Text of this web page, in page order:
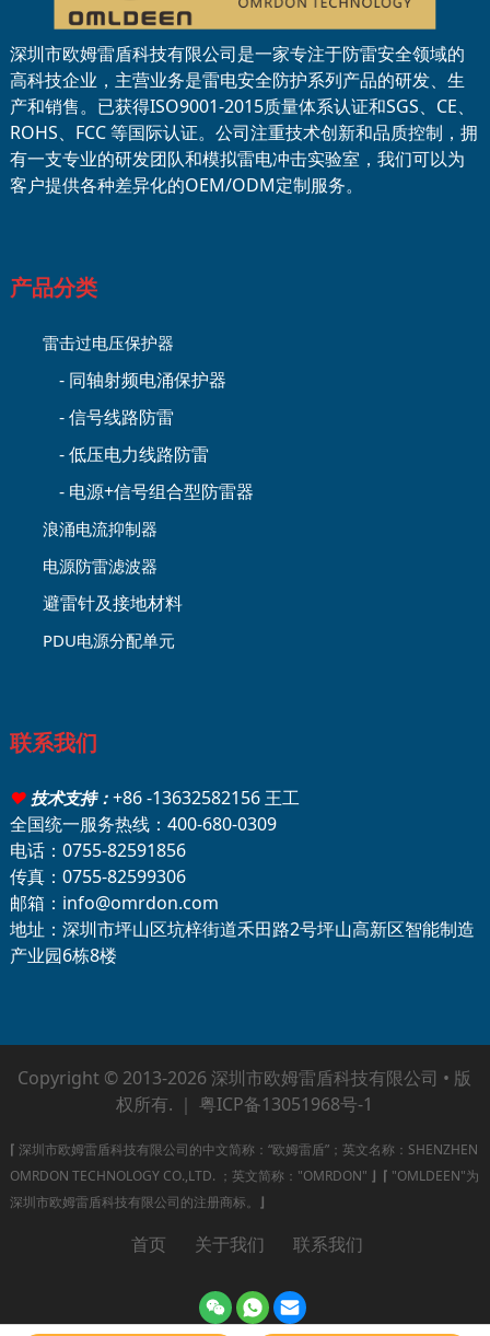
深圳市欧姆雷盾科技有限公司是一家专注于防雷安全领域的
高科技企业，主营业务是雷电安全防护系列产品的研发、生
产和销售。已获得ISO9001-2015质量体系认证和SGS、CE、
ROHS、FCC 等国际认证。公司注重技术创新和品质控制，拥
有一支专业的研发团队和模拟雷电冲击实验室，我们可以为
客户提供各种差异化的OEM/ODM定制服务。
产品分类
雷击过电压保护器
- 同轴射频电涌保护器
- 信号线路防雷
- 低压电力线路防雷
- 电源+信号组合型防雷器
浪涌电流抑制器
电源防雷滤波器
避雷针及接地材料
PDU电源分配单元
联系我们
♥技术支持： +86 -13632582156 王工
全国统一服务热线：400-680-0309
电话：0755-82591856
传真：0755-82599306
邮箱：info@omrdon.com
地址：深圳市坪山区坑梓街道禾田路2号坪山高新区智能制造
产业园6栋8楼
Copyright © 2013-2026 深圳市欧姆雷盾科技有限公司 • 版
权所有. ｜粤ICP备13051968号-1
⌈ 深圳市欧姆雷盾科技有限公司的中文简称：“欧姆雷盾”；英文名称：SHENZHEN
OMRDON TECHNOLOGY CO.,LTD. ；英文简称："OMRDON" ⌋ ⌈ "OMLDEEN"为
深圳市欧姆雷盾科技有限公司的注册商标。 ⌋
首页 关于我们 联系我们